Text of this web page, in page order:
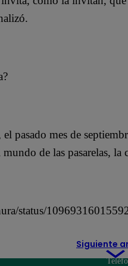
pasado mes de
de las pasarelas,
status/
Siguiente